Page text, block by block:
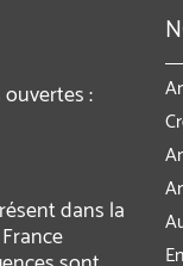
:
dans la